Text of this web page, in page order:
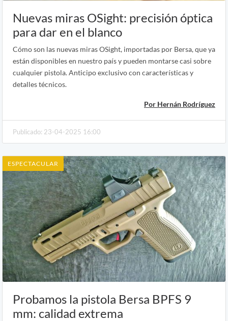
Nuevas miras OSight: precisión óptica
para dar en el blanco
Cómo son las nuevas miras OSight, importadas por Bersa, que ya
están disponibles en nuestro país y pueden montarse casi sobre
cualquier pistola. Anticipo exclusivo con características y
detalles técnicos.
Por Hernán Rodríguez
Publicado: 23-04-2025 16:00
ESPECTACULAR
Probamos la pistola Bersa BPFS 9
mm: calidad extrema